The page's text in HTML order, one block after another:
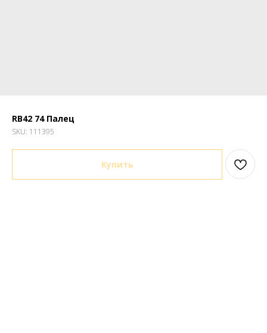
RB42 74 Палец
SKU: 111395
Купить